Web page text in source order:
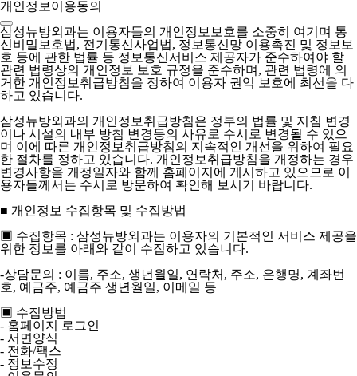
개인정보이용동의
삼성뉴방외과는 이용자들의 개인정보보호를 소중히 여기며 통
신비밀보호법, 전기통신사업법, 정보통신망 이용촉진 및 정보보
호 등에 관한 법률 등 정보통신서비스 제공자가 준수하여야 할
관련 법령상의 개인정보 보호 규정을 준수하며, 관련 법령에 의
거한 개인정보취급방침을 정하여 이용자 권익 보호에 최선을 다
하고 있습니다.
삼성뉴방외과의 개인정보취급방침은 정부의 법률 및 지침 변경
이나 시설의 내부 방침 변경등의 사유로 수시로 변경될 수 있으
며 이에 따른 개인정보취급방침의 지속적인 개선을 위하여 필요
한 절차를 정하고 있습니다. 개인정보취급방침을 개정하는 경우
변경사항을 개정일자와 함께 홈페이지에 게시하고 있으므로 이
용자들께서는 수시로 방문하여 확인해 보시기 바랍니다.
■ 개인정보 수집항목 및 수집방법
▣ 수집항목 : 삼성뉴방외과는 이용자의 기본적인 서비스 제공을
위한 정보를 아래와 같이 수집하고 있습니다.
-상담문의 : 이름, 주소, 생년월일, 연락처, 주소, 은행명, 계좌번
호, 예금주, 예금주 생년월일, 이메일 등
▣ 수집방법
- 홈페이지 로그인
- 서면양식
- 전화/팩스
- 정보수정